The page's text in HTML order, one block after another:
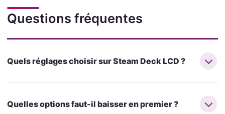
Questions fréquentes
Quels réglages choisir sur Steam Deck LCD ?
Quelles options faut-il baisser en premier ?